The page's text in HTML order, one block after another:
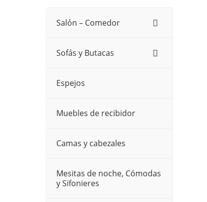
Salón – Comedor
Sofás y Butacas
Espejos
Muebles de recibidor
Camas y cabezales
Mesitas de noche, Cómodas
y Sifonieres